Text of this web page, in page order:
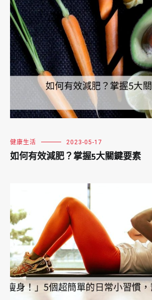
健康生活 2023-05-17
如何有效減肥？掌握5大關鍵要素